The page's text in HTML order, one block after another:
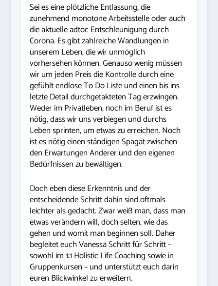
Sei es eine plötzliche Entlassung, die
zunehmend monotone Arbeitsstelle oder auch
die aktuelle adtoc Entschleunigung durch
Corona. Es gibt zahlreiche Wandlungen in
unserem Leben, die wir unmöglich
vorhersehen können. Genauso wenig müssen
wir um jeden Preis die Kontrolle durch eine
gefühlt endlose To Do Liste und einen bis ins
letzte Detail durchgetakteten Tag erzwingen.
Weder im Privatleben, noch im Beruf ist es
nötig, dass wir uns verbiegen und durchs
Leben sprinten, um etwas zu erreichen. Noch
ist es nötig einen ständigen Spagat zwischen
den Erwartungen Anderer und den eigenen
Bedürfnissen zu bewältigen.
Doch eben diese Erkenntnis und der
entscheidende Schritt dahin sind oftmals
leichter als gedacht. Zwar weiß man, dass man
etwas verändern will, doch selten, wie das
gehen und womit man beginnen soll. Daher
begleitet euch Vanessa Schritt für Schritt –
sowohl im 1:1 Holistic Life Coaching sowie in
Gruppenkursen – und unterstützt euch darin
euren Blickwinkel zu erweitern.